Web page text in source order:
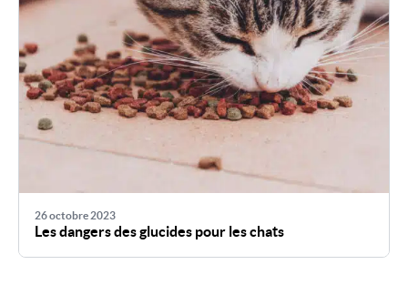
26 octobre 2023
Les dangers des glucides pour les chats